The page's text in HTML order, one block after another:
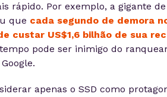
rápido. Por exemplo, a gigante
que cada segundo de demora
custar US$1,6 bilhão de sua
pode ser inimigo do
apenas o SSD como